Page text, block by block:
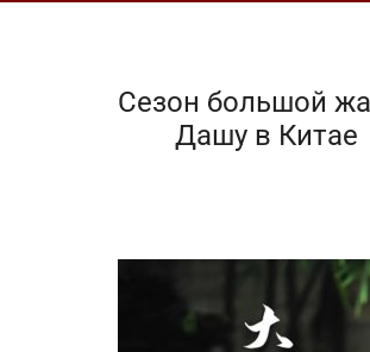
Сезон большой
Дашу в Китае